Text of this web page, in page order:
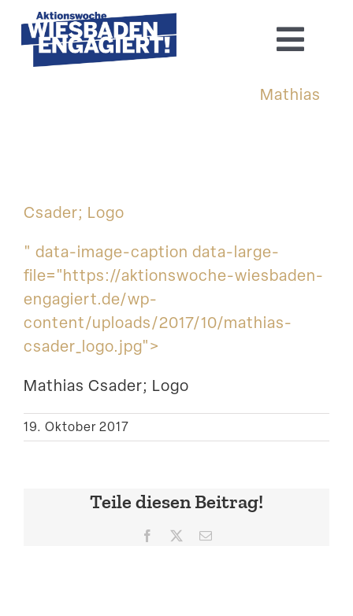
content
Aktuelles
Kontakt
Suche
Mathias
Csader; Logo
" data-image-caption data-large-
file="https://aktionswoche-wiesbaden-
engagiert.de/wp-
content/uploads/2017/10/mathias-
csader_logo.jpg">
Mathias Csader; Logo
19. Oktober 2017
Teile diesen Beitrag!
Facebook E-